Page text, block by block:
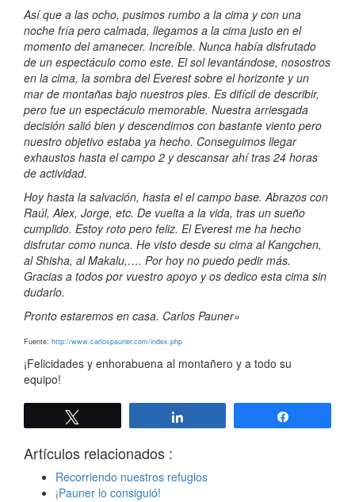
Así que a las ocho, pusimos rumbo a la cima y con una
noche fría pero calmada, llegamos a la cima justo en el
momento del amanecer. Increíble. Nunca había disfrutado
de un espectáculo como este. El sol levantándose, nosostros
en la cima, la sombra del Everest sobre el horizonte y un
mar de montañas bajo nuestros pies. Es difícil de describir,
pero fue un espectáculo memorable. Nuestra arriesgada
decisión salió bien y descendimos con bastante viento pero
nuestro objetivo estaba ya hecho. Conseguimos llegar
exhaustos hasta el campo 2 y descansar ahí tras 24 horas
de actividad.
Hoy hasta la salvación, hasta el el campo base. Abrazos con
Raúl, Alex, Jorge, etc. De vuelta a la vida, tras un sueño
cumplido. Estoy roto pero feliz. El Everest me ha hecho
disfrutar como nunca. He visto desde su cima al Kangchen,
al Shisha, al Makalu,…. Por hoy no puedo pedir más.
Gracias a todos por vuestro apoyo y os dedico esta cima sin
dudarlo.
Pronto estaremos en casa. Carlos Pauner»
Fuente: http://www.carlospauner.com/index.php
¡Felicidades y enhorabuena al montañero y a todo su
equipo!
Artículos relacionados :
Recorriendo nuestros refugios
¡Pauner lo consiguió!